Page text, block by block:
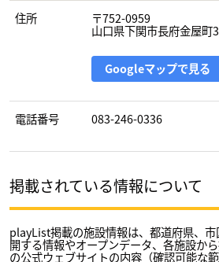
住所 〒752-0959
山口県下関市長府金屋町
Googleマップで見る
電話番号 083-246-0336
掲載されている情報について
playList掲載の施設情報は、都道府県、
開する情報やオープンデータ、各施設か
の公式ウェブサイトの内容（確認可能な